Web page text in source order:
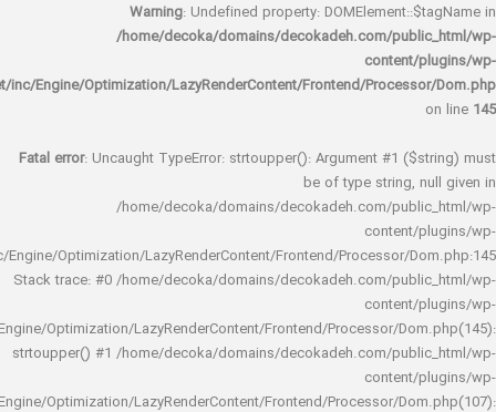
Warning: Undefined property:
/home/decoka/domains/decokadeh.com/
rocket/inc/Engine/Optimization/LazyRenderContent/Frontend/
Fatal error : Uncaught TypeError: strtoupper(): Argument #1
be of type string,
/home/decoka/domains/decokadeh.com/
rocket/inc/Engine/Optimization/LazyRenderContent/Frontend/Processor/
Stack trace: #0 /home/decoka/domains/decokadeh.com/
rocket/inc/Engine/Optimization/LazyRenderContent/Frontend/Processor/
strtoupper() #1 /home/decoka/domains/decokadeh.com/
rocket/inc/Engine/Optimization/LazyRenderContent/Frontend/Processor/